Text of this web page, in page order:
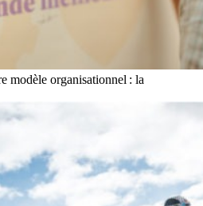
modèle organisationnel : la